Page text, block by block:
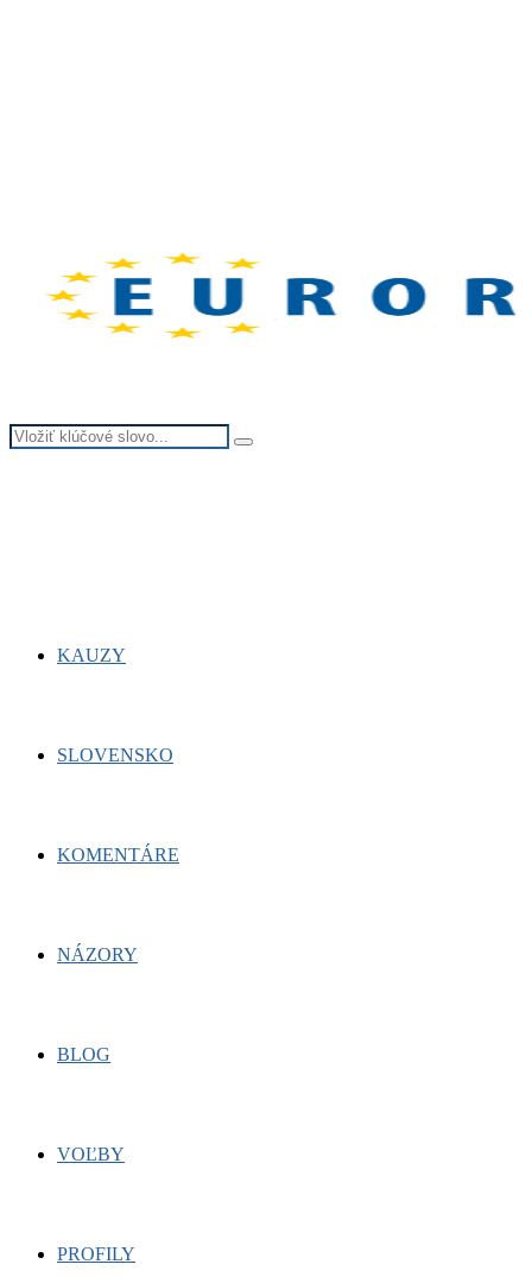
Search
Search
KAUZY
SLOVENSKO
KOMENTÁRE
NÁZORY
BLOG
VOĽBY
PROFILY